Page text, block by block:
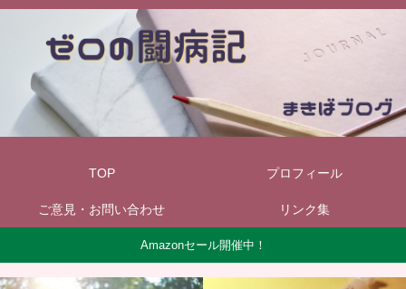
TOP プロフィール
ご意見・お問い合わせ リンク集
Amazonセール開催中！